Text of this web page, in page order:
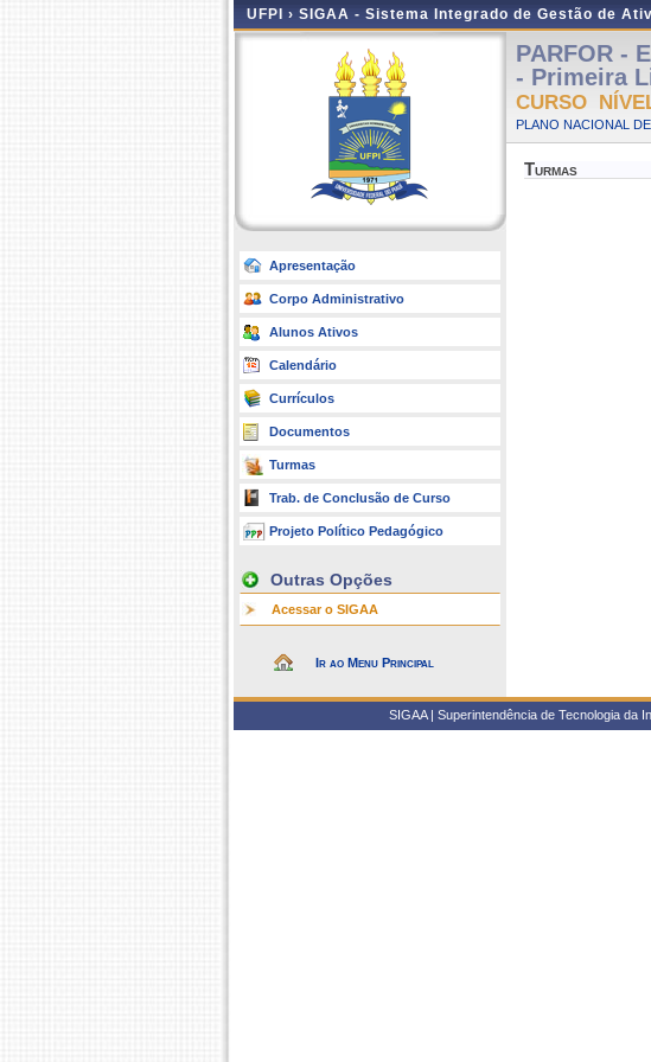
UFPI › SIGAA - Sistema Integrado de Gestão de
Apresentação
Corpo Administrativo
Alunos Ativos
Calendário
Currículos
Documentos
Turmas
Trab. de Conclusão de Curso
Projeto Político Pedagógico
Outras Opções
Acessar o SIGAA
Ir ao Menu Principal
PARFOR -
- Primeira
CURSO
PLANO NACIONAL
Turmas
SIGAA | Superintendência de Tecnologia da